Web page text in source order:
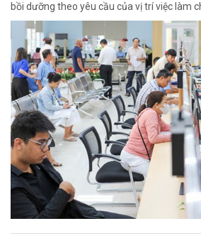
bồi dưỡng theo yêu cầu của vị trí việc làm